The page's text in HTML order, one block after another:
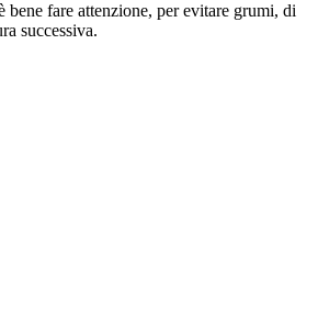
bene fare attenzione, per evitare grumi, di
successiva.